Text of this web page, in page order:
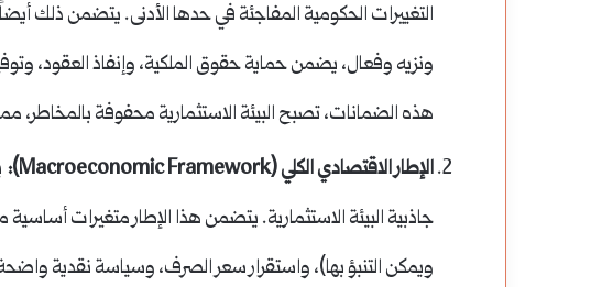
التغييرات الحكومية المفاجئة في حدها الأدنى. يتضمن ذلك
ونزيه وفعال، يضمن حماية حقوق الملكية، وإنفاذ العقود،
هذه الضمانات، تصبح البيئة الاستثمارية محفوفة بالمخاطر،
الإطار الاقتصادي الكلي (Macroeconomic Framework):
جاذبية البيئة الاستثمارية. يتضمن هذا الإطار متغيرات
ويمكن التنبؤ بها)، واستقرار سعر الصرف، وسياسة نقدية
العصر
وتحولات
المفاهيم